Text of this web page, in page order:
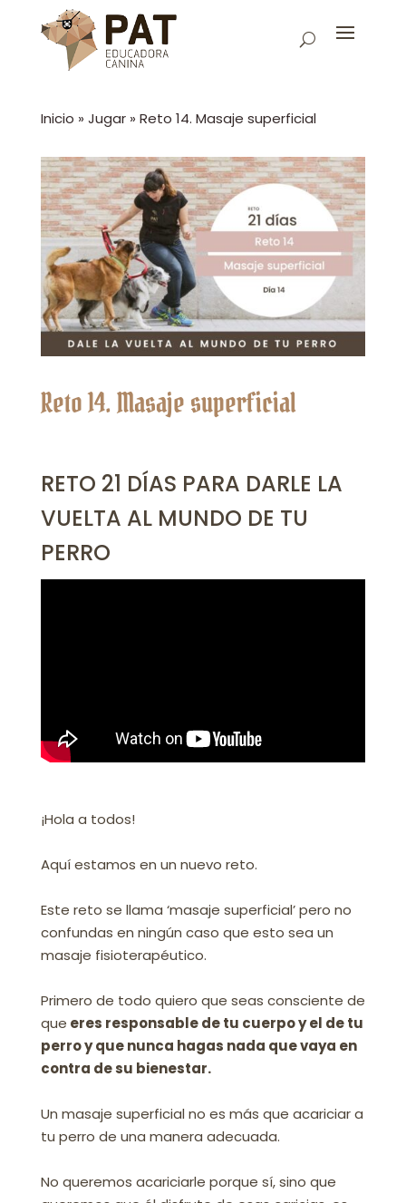
Inicio » Jugar» Reto 14. Masaje superficial
Reto 14. Masaje superficial
RETO 21 DÍAS PARA DARLE LA
VUELTA AL MUNDO DE TU
PERRO
¡Hola a todos!
Aquí estamos en un nuevo reto.
Este reto se llama ‘masaje superficial’ pero no
confundas en ningún caso que esto sea un
masaje fisioterapéutico.
Primero de todo quiero que seas consciente de
que eres responsable de tu cuerpo y el de tu
perro y que nunca hagas nada que vaya en
contra de su bienestar.
Un masaje superficial no es más que acariciar a
tu perro de una manera adecuada.
No queremos acariciarle porque sí, sino que